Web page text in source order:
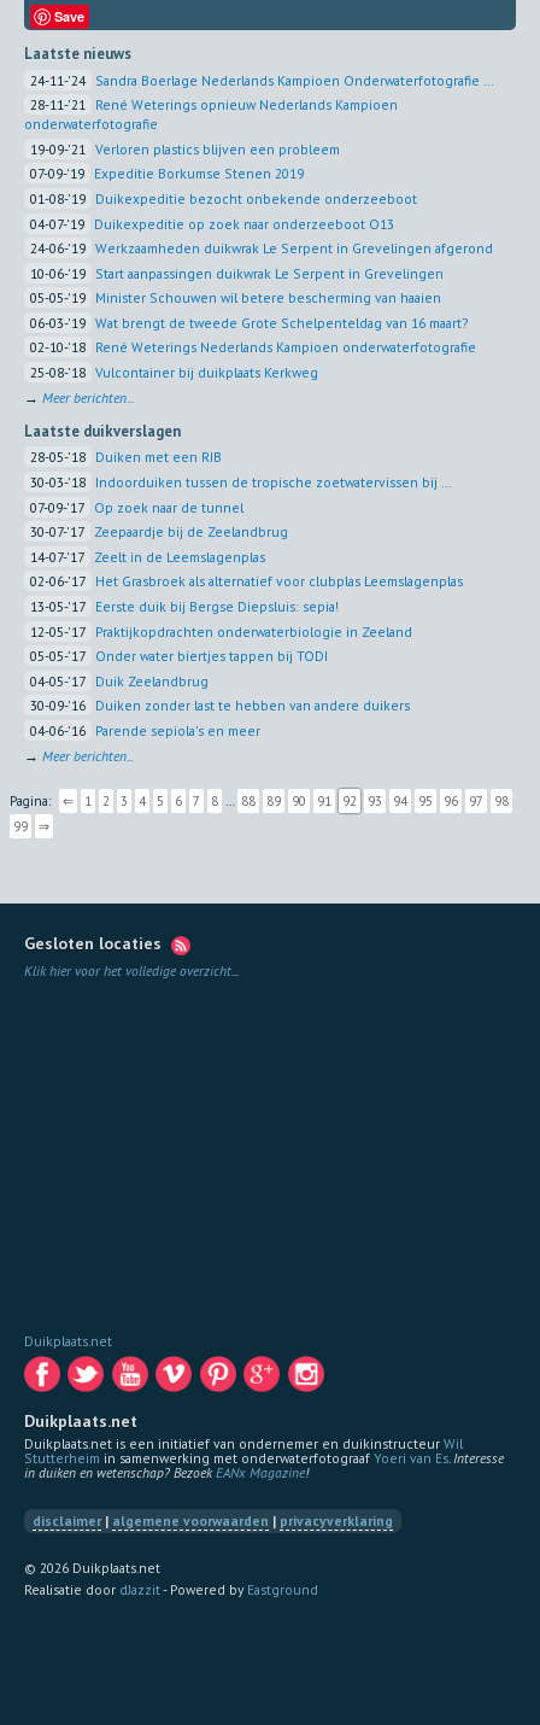
Save
Laatste nieuws
24-11-'24 Sandra Boerlage Nederlands Kampioen Onderwaterfotografie ...
28-11-'21 René Weterings opnieuw Nederlands Kampioen
onderwaterfotografie
19-09-'21
Verloren plastics blijven een probleem
07-09-'19 Expeditie Borkumse Stenen 2019
01-08-'19 Duikexpeditie bezocht onbekende onderzeeboot
04-07-'19 Duikexpeditie op zoek naar onderzeeboot O13
24-06-'19 Werkzaamheden duikwrak Le Serpent in Grevelingen afgerond
10-06-'19 Start aanpassingen duikwrak Le Serpent in Grevelingen
05-05-'19 Minister Schouwen wil betere bescherming van haaien
06-03-'19 Wat brengt de tweede Grote Schelpenteldag van 16 maart?
02-10-'18 René Weterings Nederlands Kampioen onderwaterfotografie
25-08-'18 Vulcontainer bij duikplaats Kerkweg
→ Meer berichten...
Laatste duikverslagen
28-05-'18 Duiken met een RIB
30-03-'18 Indoorduiken tussen de tropische zoetwatervissen bij ...
07-09-'17 Op zoek naar de tunnel
30-07-'17 Zeepaardje bij de Zeelandbrug
14-07-'17 Zeelt in de Leemslagenplas
02-06-'17 Het Grasbroek als alternatief voor clubplas Leemslagenplas
13-05-'17 Eerste duik bij Bergse Diepsluis: sepia!
12-05-'17 Praktijkopdrachten onderwaterbiologie in Zeeland
05-05-'17 Onder water biertjes tappen bij TODI
04-05-'17 Duik Zeelandbrug
30-09-'16 Duiken zonder last te hebben van andere duikers
04-06-'16 Parende sepiola's en meer
→ Meer berichten...
Pagina: ⇐ 1 2 3 4 5 6 7 8 88 89 90 91 92 93 94 95 96 97
98
99
⇒
Gesloten locaties
Klik hier voor het volledige overzicht...
Duikplaats.net
Duikplaats.net
Duikplaats.net is een initiatief van ondernemer en duikinstructeur Wil
Stutterheim in samenwerking met onderwaterfotograaf Yoeri van Es.Interesse
in duiken en wetenschap? BezoekEANx Magazine!
disclaimer| algemene voorwaarden | privacyverklaring
© 2026 Duikplaats.net
Realisatie door dJazzit- Powered by Eastground